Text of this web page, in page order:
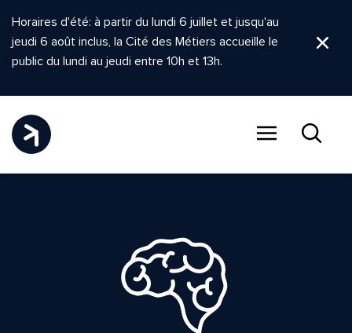
Horaires d'été: à partir du lundi 6 juillet et jusqu'au
jeudi 6 août inclus, la Cité des Métiers accueille le
public du lundi au jeudi entre 10h et 13h.